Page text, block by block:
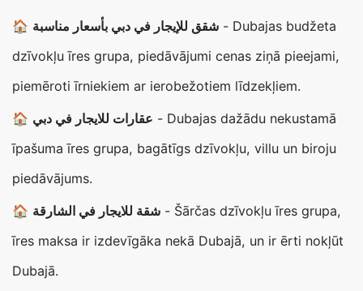
🏠 شقق للإيجار في دبي بأسعار مناسبة - Dubajas budžeta
dzīvokļu īres grupa, piedāvājumi cenas ziņā pieejami,
piemēroti īrniekiem ar ierobežotiem līdzekļiem.
🏠 عقارات للايجار في دبي - Dubajas dažādu nekustamā
īpašuma īres grupa, bagātīgs dzīvokļu, villu un biroju
piedāvājums.
🏠 شقة للايجار في الشارقة - Šārčas dzīvokļu īres grupa,
īres maksa ir izdevīgāka nekā Dubajā, un ir ērti nokļūt
Dubajā.